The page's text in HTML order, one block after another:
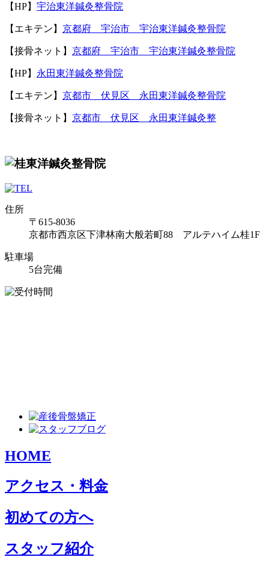
【HP】 宇治東洋鍼灸整骨院
【エキテン】 京都府 宇治市 宇治東洋鍼灸整骨院
【接骨ネット】 京都府 宇治市 宇治東洋鍼灸整骨院
【HP】 永田東洋鍼灸整骨院
【エキテン】 京都市 伏見区 永田東洋鍼灸整骨院
【接骨ネット】 京都市 伏見区 永田東洋鍼灸整
住所
〒615-8036
京都市西京区下津林南大般若町88 アルテハイム桂1F
駐車場
5台完備
HOME
アクセス・料金
初めての方へ
スタッフ紹介